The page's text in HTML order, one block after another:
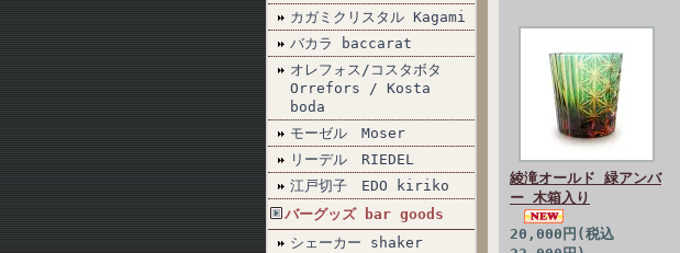
カガミクリスタル Kagami
バカラ baccarat
オレフォス/コスタボタ
Orrefors / Kosta
boda
モーゼル Moser
リーデル RIEDEL
江戸切子 EDO kiriko
バーグッズ bar goods
シェーカー shaker
綾滝オールド 緑アンバ
ー 木箱入り
20,000円(税込